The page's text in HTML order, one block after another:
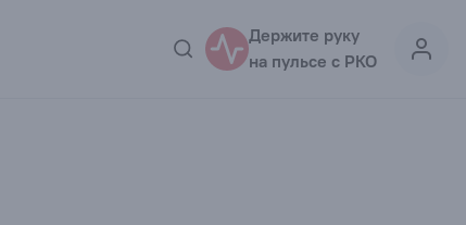
Держите руку
на пульсе с РКО